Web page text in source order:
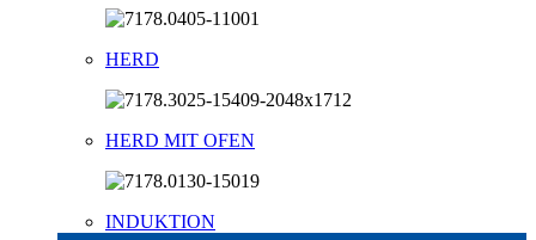
HERD
HERD MIT OFEN
INDUKTION